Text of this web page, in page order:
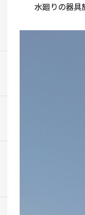
水廻りの器具